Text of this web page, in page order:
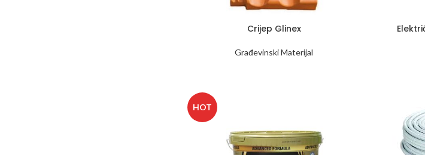
Crijep Glinex
Građevinski Materijal
HOT